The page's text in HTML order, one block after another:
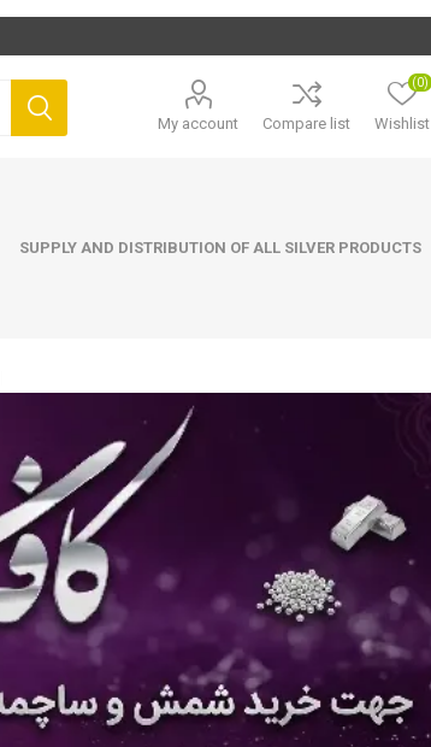
My account Compare list Wishlist
(0)
SUPPLY AND DISTRIBUTION OF ALL SILVER PRODUCTS